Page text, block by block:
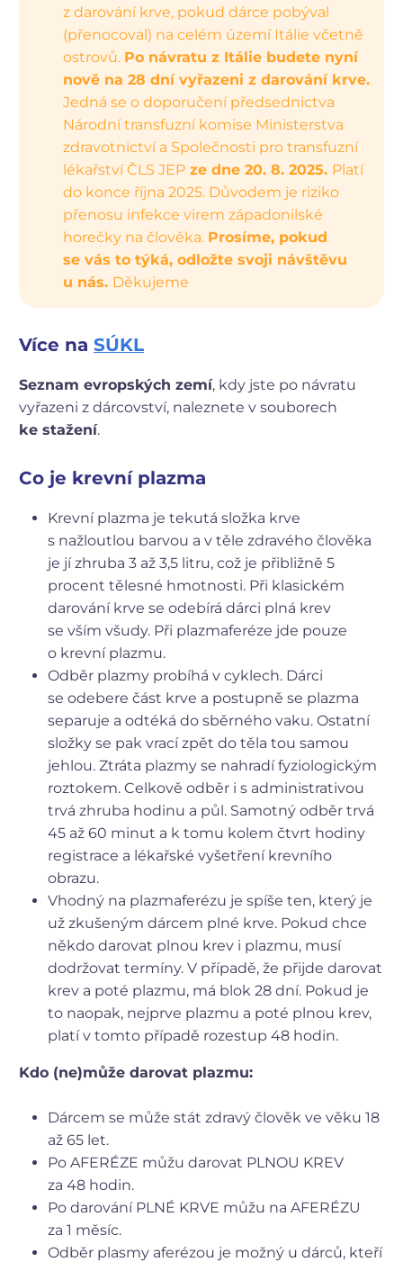
z darování krve, pokud dárce pobýval
(přenocoval) na celém území Itálie včetně
ostrovů. Po návratu z Itálie budete nyní
nově na 28 dní vyřazeni z darování krve.
Jedná se o doporučení předsednictva
Národní transfuzní komise Ministerstva
zdravotnictví a Společnosti pro transfuzní
lékařství ČLS JEP ze dne 20. 8. 2025. Platí
do konce října 2025. Důvodem je riziko
přenosu infekce virem západonilské
horečky na člověka. Prosíme, pokud
se vás to týká, odložte svoji návštěvu
u nás. Děkujeme
Více na SÚKL
Seznam evropských zemí, kdy jste po návratu
vyřazeni z dárcovství, naleznete v souborech
ke stažení.
Co je krevní plazma
Krevní plazma je tekutá složka krve
s nažloutlou barvou a v těle zdravého člověka
je jí zhruba 3 až 3,5 litru, což je přibližně 5
procent tělesné hmotnosti. Při klasickém
darování krve se odebírá dárci plná krev
se vším všudy. Při plazmaferéze jde pouze
o krevní plazmu.
Odběr plazmy probíhá v cyklech. Dárci
se odebere část krve a postupně se plazma
separuje a odtéká do sběrného vaku. Ostatní
složky se pak vrací zpět do těla tou samou
jehlou. Ztráta plazmy se nahradí fyziologickým
roztokem. Celkově odběr i s administrativou
trvá zhruba hodinu a půl. Samotný odběr trvá
45 až 60 minut a k tomu kolem čtvrt hodiny
registrace a lékařské vyšetření krevního
obrazu.
Vhodný na plazmaferézu je spíše ten, který je
už zkušeným dárcem plné krve. Pokud chce
někdo darovat plnou krev i plazmu, musí
dodržovat termíny. V případě, že přijde darovat
krev a poté plazmu, má blok 28 dní. Pokud je
to naopak, nejprve plazmu a poté plnou krev,
platí v tomto případě rozestup 48 hodin.
Kdo (ne)může darovat plazmu:
Dárcem se může stát zdravý člověk ve věku 18
až 65 let.
Po AFERÉZE můžu darovat PLNOU KREV
za 48 hodin.
Po darování PLNÉ KRVE můžu na AFERÉZU
za 1 měsíc.
Odběr plasmy aferézou je možný u dárců, kteří